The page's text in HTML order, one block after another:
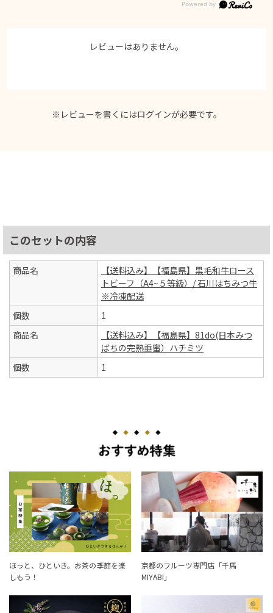
このセットの内容
商品名
【送料込み】【福島県】黒毛和牛ロース
トビーフ（A4~５等級）/ 石川はちみつ牛
※冷凍配送
個数
1
商品名
【送料込み】【福島県】81do(日本みつ
ばちの完熟垂蜜）ハチミツ
個数
1
レビューはありません。
※レビューを書くにはログインが必要です。
ほっと、ひといき。お茶の季節を楽
しもう！
京都のフルーツ専門店「千馬
MIYABI」